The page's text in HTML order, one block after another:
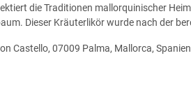
die Traditionen mallorquinischer
Dieser Kräuterlikör wurde nach der
Castello, 07009 Palma, Mallorca, Spanien